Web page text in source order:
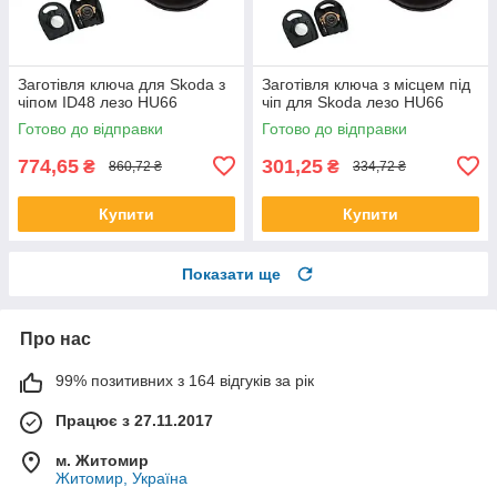
Заготівля ключа для Skoda з
чіпом ID48 лезо HU66
Готово до відправки
774,65 ₴ 860,72 ₴
Купити
Заготівля ключа з місцем під
чіп для Skoda лезо HU66
Готово до відправки
301,25 ₴ 334,72 ₴
Купити
Показати ще
Про нас
99% позитивних з 164 відгуків за рік
Працює з 27.11.2017
м. Житомир
Житомир, Україна